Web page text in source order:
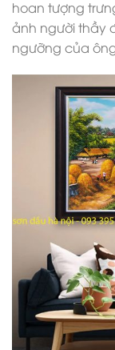
hoan tượng
ảnh người thầy
ngưỡng của